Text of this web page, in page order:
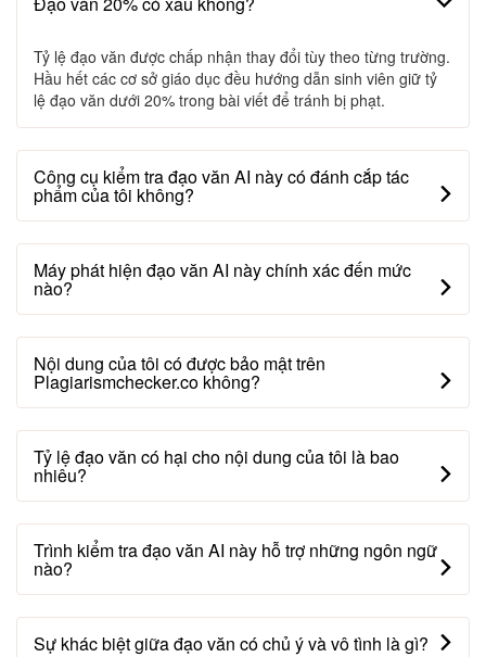
Tỷ lệ đạo văn được chấp nhận thay đổi tùy theo từng trường.
Hầu hết các cơ sở giáo dục đều hướng dẫn sinh viên giữ tỷ
lệ đạo văn dưới 20% trong bài viết để tránh bị phạt.
Công cụ kiểm tra đạo văn AI này có đánh cắp tác
phẩm của tôi không?
Máy phát hiện đạo văn AI này chính xác đến mức
nào?
Nội dung của tôi có được bảo mật trên
Plagiarismchecker.co không?
Tỷ lệ đạo văn có hại cho nội dung của tôi là bao
nhiêu?
Trình kiểm tra đạo văn AI này hỗ trợ những ngôn ngữ
nào?
Sự khác biệt giữa đạo văn có chủ ý và vô tình là gì?